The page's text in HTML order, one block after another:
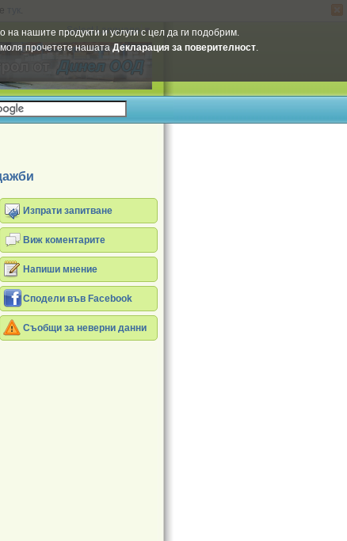
на нашите продукти и услуги с цел да ги подобрим.
моля прочетете нашатаДекларация за поверителност.
Select Language ▼
Изпрати запитване
Виж коментарите
Напиши мнение
Сподели във Facebook
Съобщи за неверни данни